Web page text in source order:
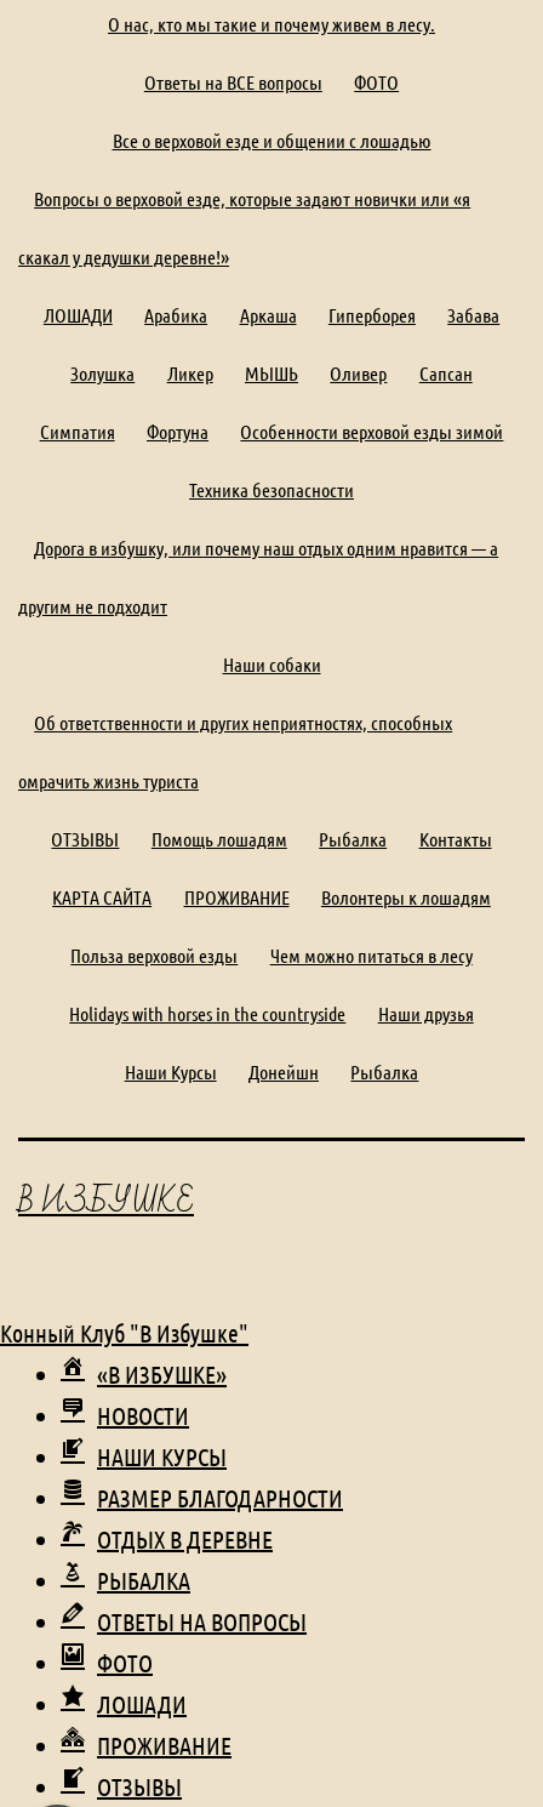
О нас, кто мы такие и почему живем в лесу.
Ответы на ВСЕ вопросы ФОТО
Все о верховой езде и общении с лошадью
Вопросы о верховой езде, которые задают новички или «я
скакал у дедушки деревне!»
ЛОШАДИ Арабика Аркаша Гиперборея Забава
Золушка Ликер МЫШЬ Оливер Сапсан
Симпатия Фортуна Особенности верховой езды зимой
Техника безопасности
Дорога в избушку, или почему наш отдых одним нравится — а
другим не подходит
Наши собаки
Об ответственности и других неприятностях, способных
омрачить жизнь туриста
ОТЗЫВЫ Помощь лошадям Рыбалка Контакты
КАРТА САЙТА ПРОЖИВАНИЕ Волонтеры к лошадям
Польза верховой езды Чем можно питаться в лесу
Holidays with horses in the countryside Наши друзья
Наши Курсы Донейшн Рыбалка
В ИЗБУШКЕ
Конный Клуб "В Избушке"
«В ИЗБУШКЕ»
НОВОСТИ
НАШИ КУРСЫ
РАЗМЕР БЛАГОДАРНОСТИ
ОТДЫХ В ДЕРЕВНЕ
РЫБАЛКА
ОТВЕТЫ НА ВОПРОСЫ
ФОТО
ЛОШАДИ
ПРОЖИВАНИЕ
ОТЗЫВЫ